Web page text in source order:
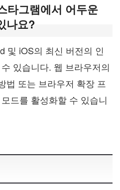
타그램에서 어두운
나요?
및 iOS의 최신 버전의 인
있습니다. 웹 브라우저의
법 또는 브라우저 확장 프
드를 활성화할 수 있습니